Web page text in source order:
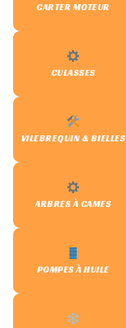
CARTER MOTEUR
CULASSES
VILEBREQUIN & BIELLES
ARBRES À CAMES
POMPES À HUILE